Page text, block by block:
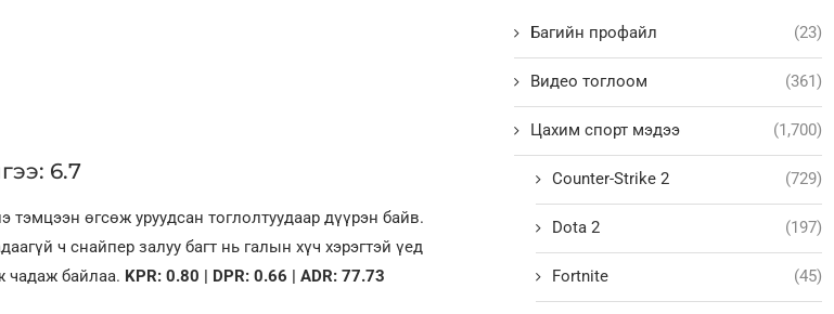
6.7
тэмцээн өгсөж уруудсан тоглолтуудаар дүүрэн байв.
ч снайпер залуу багт нь галын хүч хэрэгтэй үед
чадаж байлаа. KPR: 0.80 | DPR: 0.66 | ADR: 77.73
Багийн профайл (23)
Видео тоглоом (361)
Цахим спорт мэдээ (1,700)
Counter-Strike 2 (729)
Dota 2 (197)
Fortnite (45)